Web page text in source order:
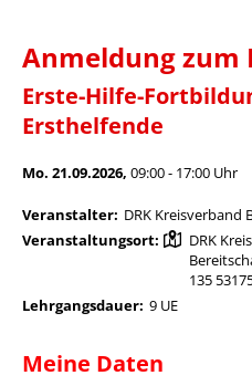
Anmeldung zum
Erste-Hilfe-
Ersthelfende
Mo. 21.09.2026, 09:00 - 17:00 Uhr
Veranstalter: DRK Kreisverband
Veranstaltungsort:
DRK
135
Lehrgangsdauer: 9 UE
Meine Daten